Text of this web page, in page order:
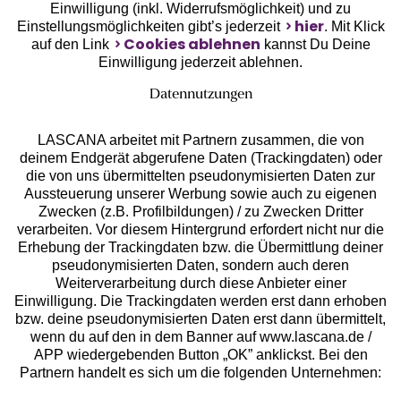
Services
Beratung
Über uns
Rechtliches
Einwilligung (inkl. Widerrufsmöglichkeit) und zu
Einstellungsmöglichkeiten gibt’s jederzeit
hier. Mit Klick
auf den Link
Cookies ablehnen kannst Du Deine
Einwilligung jederzeit ablehnen.
Datennutzungen
LASCANA arbeitet mit Partnern zusammen, die von
deinem Endgerät abgerufene Daten (Trackingdaten) oder
die von uns übermittelten pseudonymisierten Daten zur
Aussteuerung unserer Werbung sowie auch zu eigenen
Zwecken (z.B. Profilbildungen) / zu Zwecken Dritter
verarbeiten. Vor diesem Hintergrund erfordert nicht nur die
Erhebung der Trackingdaten bzw. die Übermittlung deiner
pseudonymisierten Daten, sondern auch deren
Weiterverarbeitung durch diese Anbieter einer
Einwilligung. Die Trackingdaten werden erst dann erhoben
bzw. deine pseudonymisierten Daten erst dann übermittelt,
wenn du auf den in dem Banner auf www.lascana.de /
APP wiedergebenden Button „OK” anklickst. Bei den
Partnern handelt es sich um die folgenden Unternehmen: